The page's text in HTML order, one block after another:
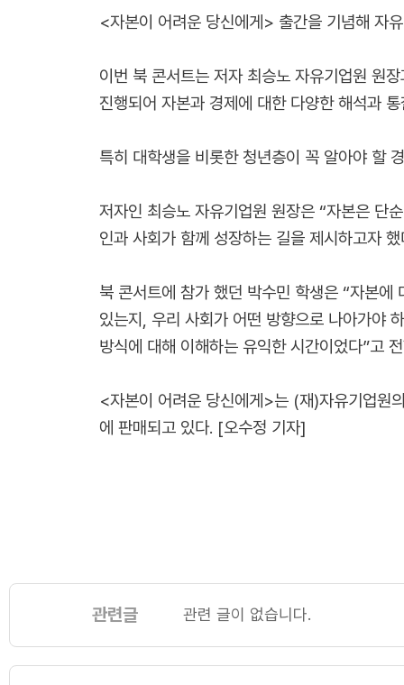
<자본이 어려운 당신에게> 출간을 기념해 자
이번 북 콘서트는 저자 최승노 자유기업원 원
진행되어 자본과 경제에 대한 다양한 해석과
특히 대학생을 비롯한 청년층이 꼭 알아야 할
저자인 최승노 자유기업원 원장은 “자본은 단
인과 사회가 함께 성장하는 길을 제시하고자
북 콘서트에 참가 했던 박수민 학생은 “자본
있는지, 우리 사회가 어떤 방향으로 나아가야
방식에 대해 이해하는 유익한 시간이었다”고
<자본이 어려운 당신에게>는 (재)자유기업원
에 판매되고 있다. [오수정 기자]
관련글 관련 글이 없습니다.